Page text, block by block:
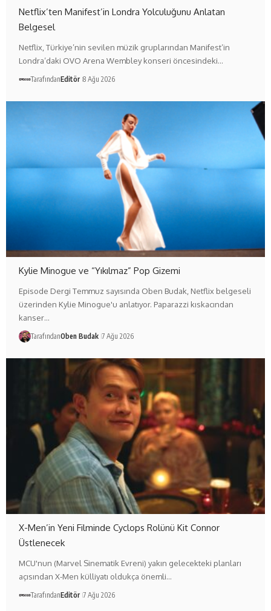
Netflix’ten Manifest’in Londra Yolculuğunu Anlatan
Belgesel
Netflix, Türkiye’nin sevilen müzik gruplarından Manifest’in
Londra’daki OVO Arena Wembley konseri öncesindeki…
TarafındanEditör 8 Ağu 2026
Kylie Minogue ve “Yıkılmaz” Pop Gizemi
Episode Dergi Temmuz sayısında Oben Budak, Netflix belgeseli
üzerinden Kylie Minogue'u anlatıyor. Paparazzi kıskacından
kanser…
TarafındanOben Budak 7 Ağu 2026
X-Men’in Yeni Filminde Cyclops Rolünü Kit Connor
Üstlenecek
MCU'nun (Marvel Sinematik Evreni) yakın gelecekteki planları
açısından X-Men külliyatı oldukça önemli…
TarafındanEditör 7 Ağu 2026